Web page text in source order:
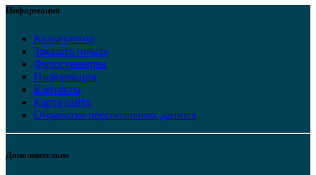
Информация
Калькулятор
Заказать печать
Фотосувениры
Информация
Контакты
Карта сайта
Обработка персональных данных
Дополнительно